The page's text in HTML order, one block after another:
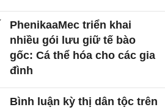
PhenikaaMec triển khai
nhiều gói lưu giữ tế bào
gốc: Cá thể hóa cho các gia
đình
Bình luận kỳ thị dân tộc trên